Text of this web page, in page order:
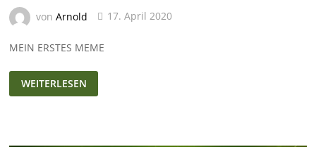
von Arnold 17. April 2020
MEIN ERSTES MEME
MEME
WEITERLESEN